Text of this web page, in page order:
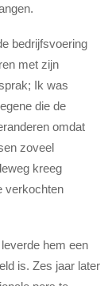
bedrijfsvoering
met zijn
Ik was
die de
omdat
zoveel
kreeg
verkochten
hem een
is. Zes jaar later